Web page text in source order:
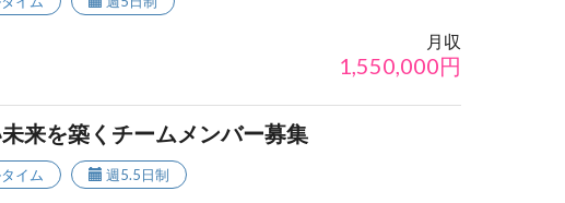
月収
1,550,000円
来を築くチームメンバー募集
イム 週5.5日制